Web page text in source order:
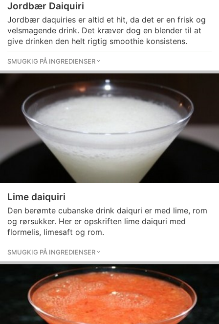
Jordbær Daiquiri
Jordbær daquiries er altid et hit, da det er en frisk og
velsmagende drink. Det kræver dog en blender til at
give drinken den helt rigtig smoothie konsistens.
SMUGKIG PÅ INGREDIENSER
Lime daiquiri
Den berømte cubanske drink daiquri er med lime, rom
og rørsukker. Her er opskriften lime daiquri med
flormelis, limesaft og rom.
SMUGKIG PÅ INGREDIENSER